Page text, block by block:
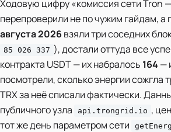
Ходовую цифру «комиссия сети Tron
перепроверили не по чужим гайдам, а
августа 2026 взяли три соседних
85 026 337 ), достали оттуда все
контракта USDT — их набралось 164 —
посмотрели, сколько энергии сожгла
TRX за неё списали фактически.
публичного узла
api.trongrid.io ,
тот же день параметром сети